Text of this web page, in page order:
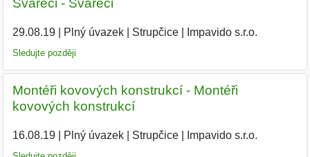
Svářeči - Svářeči
29.08.19| Plný úvazek| Strupčice| Impavido s.r.o.
Sledujte později
Montéři kovových konstrukcí - Montéři
kovových konstrukcí
16.08.19| Plný úvazek| Strupčice| Impavido s.r.o.